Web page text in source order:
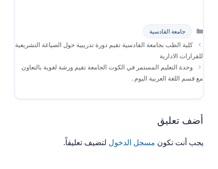
التصنيفات
جامعة القادسية
كلية الطب بجامعة القادسية تقيم دورة تدريبية حول الصياغة التشريعية
للقرارات الادارية
وحدة التعليم المستمر في الكوت الجامعة تقيم ورشة لغوية بالتعاون
مع قسم اللغة العربية اليوم .
أضف تعليق
يجب أنت تكون مسجل الدخول لتضيف تعليقاً.